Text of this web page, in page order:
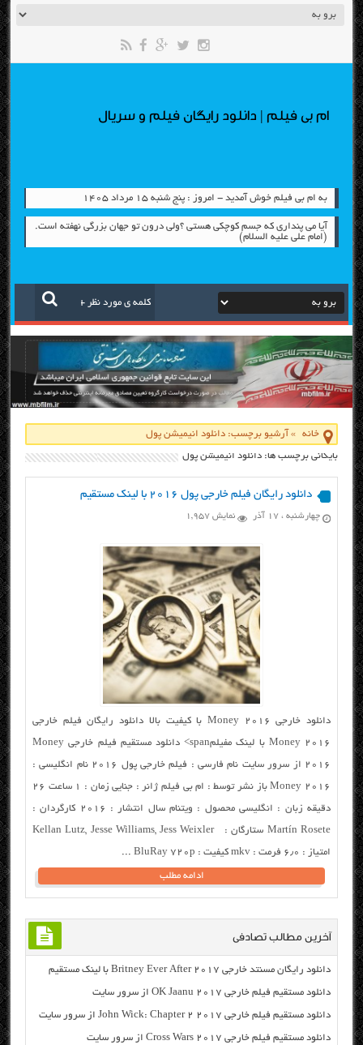
ام بی فیلم | دانلود رایگان فیلم و سریال
به ام بی فیلم خوش آمدید - امروز : پنج شنبه ۱۵ مرداد ۱۴۰۵
آیا می پنداری که جسم کوچکی هستی ؟ولی درون تو جهان بزرگی نهفته است.
(امام علی علیه السلام)
خانه » آرشیو برچسب: دانلود انیمیشن پول
بایگانی برچسب ها: دانلود انیمیشن پول
دانلود رایگان فیلم خارجی پول ۲۰۱۶ با لینک مستقیم
چهارشنبه ، ۱۷ آذر نمایش 1,957
دانلود خارجی Money 2016 با کیفیت بالا دانلود رایگان فیلم خارجی
Money 2016 با لینک مفیلمspan> دانلود مستقیم فیلم خارجی Money
2016 از سرور سایت نام فارسی : فیلم خارجی پول ۲۰۱۶ نام انگلیسی :
Money 2016 باز نشر توسط : ام بی فیلم ژانر : جنایی زمان : ۱ ساعت ۲۶
دقیقه زبان : انگلیسی محصول : ویتنام سال انتشار : ۲۰۱۶ کارگردان :
Martín Rosete ستارگان : Kellan Lutz, Jesse Williams, Jess Weixler
امتیاز : ۶٫۰ فرمت : mkv کیفیت : BluRay 720p ...
ادامه مطلب
آخرین مطالب تصادفی
دانلود رایگان مسنتد خارجی Britney Ever After 2017 با لینک مستقیم
دانلود مستقیم فیلم خارجی OK Jaanu 2017 از سرور سایت
دانلود مستقیم فیلم خارجی John Wick: Chapter 2 2017 از سرور سایت
دانلود مستقیم فیلم خارجی Cross Wars 2017 از سرور سایت